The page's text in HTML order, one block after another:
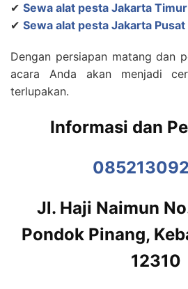
✔ Sewa alat pesta Jakarta Timur
✔ Sewa alat pesta Jakarta Pusat
Dengan persiapan matang dan
acara Anda akan menjadi
terlupakan.
Informasi dan
Jl. Haji Naimun
Pondok Pinang,
12310